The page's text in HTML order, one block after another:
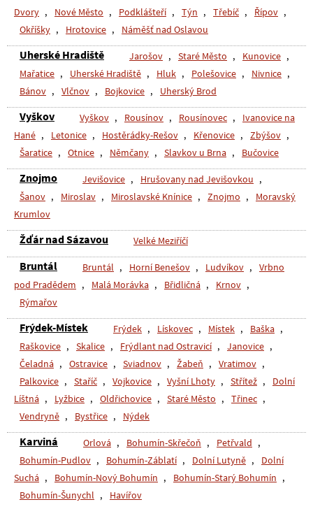
Dvory , Nové Město , Podklášteří , Týn , Třebíč , Řípov ,
Okříšky , Hrotovice , Náměšť nad Oslavou
Uherské Hradiště Jarošov , Staré Město , Kunovice ,
Mařatice , Uherské Hradiště , Hluk , Polešovice , Nivnice ,
Bánov , Vlčnov , Bojkovice , Uherský Brod
Vyškov Vyškov , Rousínov , Rousínovec ,
Ivanovice na
Hané , Letonice , Hostěrádky-Rešov , Křenovice , Zbýšov ,
Šaratice , Otnice , Němčany , Slavkov u Brna , Bučovice
Znojmo Jevišovice , Hrušovany nad Jevišovkou ,
Šanov , Miroslav , Miroslavské Knínice , Znojmo ,
Moravský
Krumlov
Žďár nad Sázavou Velké Meziříčí
Bruntál Bruntál , Horní Benešov , Ludvíkov ,
Vrbno
pod Pradědem , Malá Morávka , Břidličná , Krnov ,
Rýmařov
Frýdek-Místek Frýdek , Lískovec , Místek , Baška ,
Raškovice , Skalice , Frýdlant nad Ostravicí , Janovice ,
Čeladná , Ostravice , Sviadnov , Žabeň , Vratimov ,
Palkovice , Staříč , Vojkovice , Vyšní Lhoty , Střítež ,
Dolní
Líštná , Lyžbice , Oldřichovice , Staré Město , Třinec ,
Vendryně , Bystřice , Nýdek
Karviná Orlová , Bohumín-Skřečoň , Petřvald ,
Bohumín-Pudlov , Bohumín-Záblatí , Dolní Lutyně ,
Dolní
Suchá , Bohumín-Nový Bohumín , Bohumín-Starý Bohumín ,
Bohumín-Šunychl , Havířov